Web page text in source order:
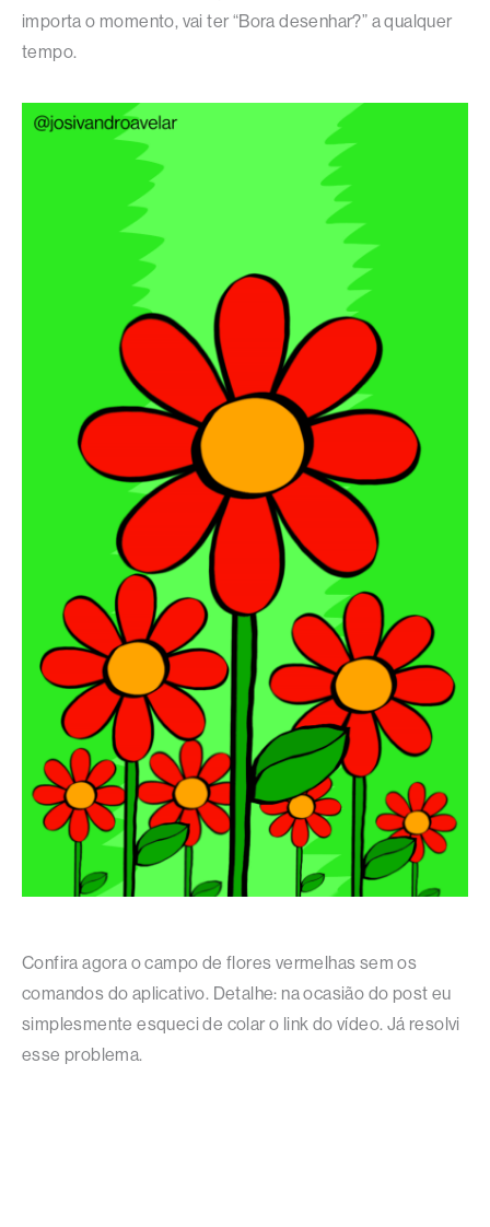
importa o momento, vai ter “Bora desenhar?” a qualquer
tempo.
Confira agora o campo de flores vermelhas sem os
comandos do aplicativo. Detalhe: na ocasião do post eu
simplesmente esqueci de colar o link do vídeo. Já resolvi
esse problema.